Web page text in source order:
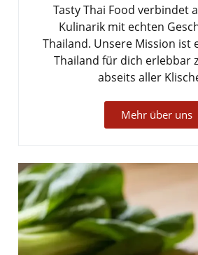
Tasty Thai Food verbindet
Kulinarik mit echten
Thailand. Unsere Mission ist
Thailand für dich erlebbar
abseits aller
Mehr über uns